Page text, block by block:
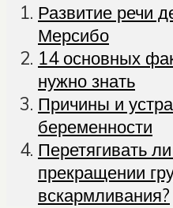
Развитие речи
Мерсибо
14 основных
нужно знать
Причины и
беременности
Перетягивать
прекращении
вскармливания?